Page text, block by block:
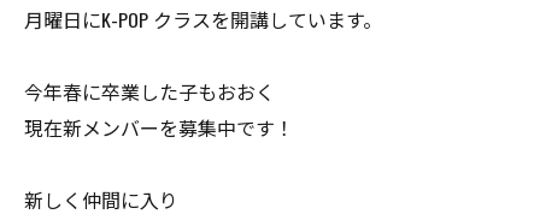
月曜日にK-POP クラスを開講しています。
今年春に卒業した子もおおく
現在新メンバーを募集中です！
新しく仲間に入り